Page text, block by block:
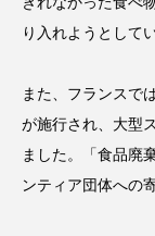
り入れようとして
また、フランスで
が施行され、大型
ました。「食品廃
ンティア団体への